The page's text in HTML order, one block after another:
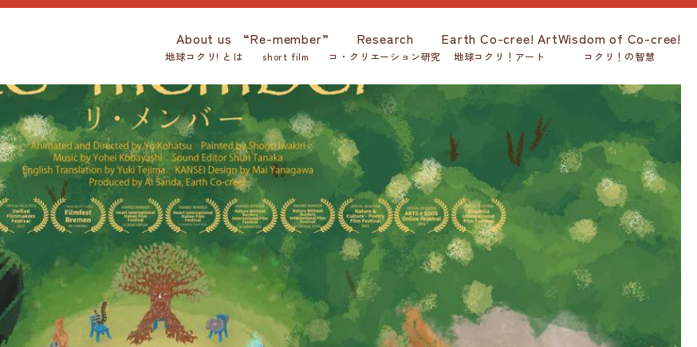
About us
地球コクリ! とは
“Re-member”
short film
Research
コ・クリエーション研究
Earth Co-cree! Art
地球コクリ！アート
Wisdom of Co-cree!
コクリ！の智慧